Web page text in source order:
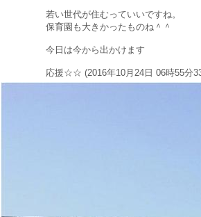
若い世代が住むっていいですね。
保育園も大きかったものね＾＾
今日は今から出かけます
応援☆☆ (2016年10月24日 06時55分